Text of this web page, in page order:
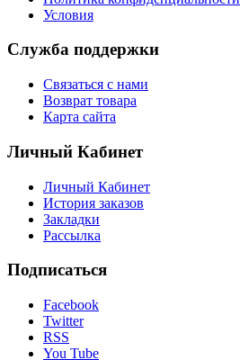
Условия
Служба поддержки
Связаться с нами
Возврат товара
Карта сайта
Личный Кабинет
Личный Кабинет
История заказов
Закладки
Рассылка
Подписаться
Facebook
Twitter
RSS
You Tube